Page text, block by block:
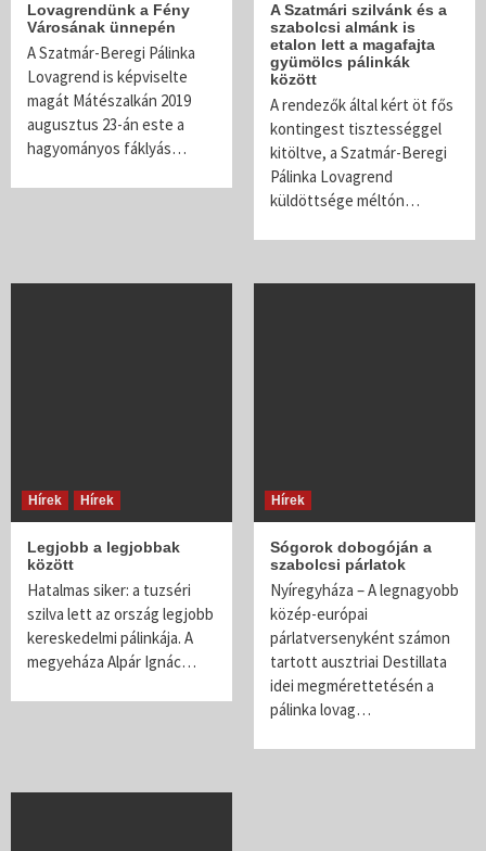
Lovagrendünk a Fény
Városának ünnepén
A Szatmár-Beregi Pálinka
Lovagrend is képviselte
magát Mátészalkán 2019
augusztus 23-án este a
hagyományos fáklyás…
A Szatmári szilvánk és a
szabolcsi almánk is
etalon lett a magafajta
gyümölcs pálinkák
között
A rendezők által kért öt fős
kontingest tisztességgel
kitöltve, a Szatmár-Beregi
Pálinka Lovagrend
küldöttsége méltón…
Hírek Hírek
Legjobb a legjobbak
között
Hatalmas siker: a tuzséri
szilva lett az ország legjobb
kereskedelmi pálinkája. A
megyeháza Alpár Ignác…
Hírek
Sógorok dobogóján a
szabolcsi párlatok
Nyíregyháza – A legnagyobb
közép-európai
párlatversenyként számon
tartott ausztriai Destillata
idei megmérettetésén a
pálinka lovag…